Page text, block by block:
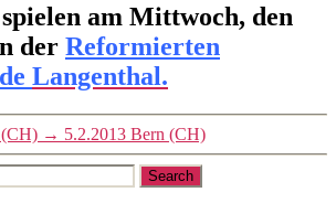
am Mittwoch, den
der Reformierten
Langenthal.
→ 5.2.2013 Bern (CH)